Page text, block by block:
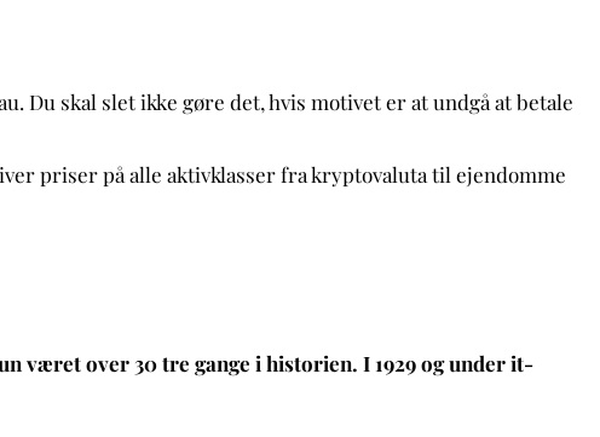
Du skal slet ikke gøre det, hvis motivet er at undgå at betale
priser på alle aktivklasser fra kryptovaluta til ejendomme
været over 30 tre gange i historien. I 1929 og under it-